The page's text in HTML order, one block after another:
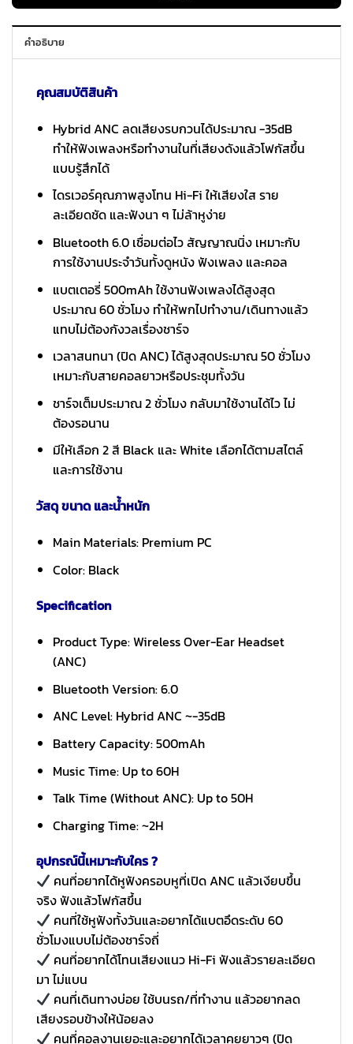
คำอธิบาย
คุณสมบัติสินค้า
Hybrid ANC ลดเสียงรบกวนได้ประมาณ -35dB
ทำให้ฟังเพลงหรือทำงานในที่เสียงดังแล้วโฟกัสขึ้น
แบบรู้สึกได้
ไดรเวอร์คุณภาพสูงโทน Hi-Fi ให้เสียงใส ราย
ละเอียดชัด และฟังนา ๆ ไม่ล้าหูง่าย
Bluetooth 6.0 เชื่อมต่อไว สัญญาณนิ่ง เหมาะกับ
การใช้งานประจำวันทั้งดูหนัง ฟังเพลง และคอล
แบตเตอรี่ 500mAh ใช้งานฟังเพลงได้สูงสุด
ประมาณ 60 ชั่วโมง ทำให้พกไปทำงาน/เดินทางแล้ว
แทบไม่ต้องกังวลเรื่องชาร์จ
เวลาสนทนา (ปิด ANC) ได้สูงสุดประมาณ 50 ชั่วโมง
เหมาะกับสายคอลยาวหรือประชุมทั้งวัน
ชาร์จเต็มประมาณ 2 ชั่วโมง กลับมาใช้งานได้ไว ไม่
ต้องรอนาน
มีให้เลือก 2 สี Black และ White เลือกได้ตามสไตล์
และการใช้งาน
วัสดุ ขนาด และน้ำหนัก
Main Materials: Premium PC
Color: Black
Specification
Product Type: Wireless Over-Ear Headset
(ANC)
Bluetooth Version: 6.0
ANC Level: Hybrid ANC ~-35dB
Battery Capacity: 500mAh
Music Time: Up to 60H
Talk Time (Without ANC): Up to 50H
Charging Time: ~2H
อุปกรณ์นี้เหมาะกับใคร ?
คนที่อยากได้หูฟังครอบหูที่เปิด ANC แล้วเงียบขึ้น
จริง ฟังแล้วโฟกัสขึ้น
คนที่ใช้หูฟังทั้งวันและอยากได้แบตอึดระดับ 60
ชั่วโมงแบบไม่ต้องชาร์จถี่
คนที่อยากได้โทนเสียงแนว Hi-Fi ฟังแล้วรายละเอียด
มา ไม่แบน
คนที่เดินทางบ่อย ใช้บนรถ/ที่ทำงาน แล้วอยากลด
เสียงรอบข้างให้น้อยลง
คนที่คอลงานเยอะและอยากได้เวลาคุยยาวๆ (ปิด